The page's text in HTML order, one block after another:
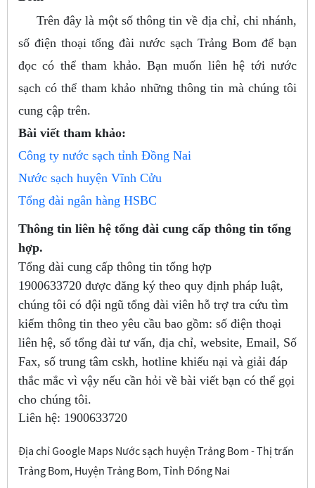
Trên đây là một số thông tin về địa chỉ, chi nhánh,
số điện thoại tổng đài nước sạch Trảng Bom để bạn
đọc có thể tham khảo. Bạn muốn liên hệ tới nước
sạch có thể tham khảo những thông tin mà chúng tôi
cung cập trên.
Bài viết tham khảo:
Công ty nước sạch tỉnh Đồng Nai
Nước sạch huyện Vĩnh Cửu
Tổng đài ngân hàng HSBC
Thông tin liên hệ tổng đài cung cấp thông tin tổng
hợp.
Tổng đài cung cấp thông tin tổng hợp
1900633720 được đăng ký theo quy định pháp luật,
chúng tôi có đội ngũ tổng đài viên hỗ trợ tra cứu tìm
kiếm thông tin theo yêu cầu bao gồm: số điện thoại
liên hệ, số tổng đài tư vấn, địa chỉ, website, Email, Số
Fax, số trung tâm cskh, hotline khiếu nại và giải đáp
thắc mắc vì vậy nếu cần hỏi về bài viết bạn có thể gọi
cho chúng tôi.
Liên hệ: 1900633720
Địa chỉ Google Maps Nước sạch huyện Trảng Bom - Thị trấn
Trảng Bom, Huyện Trảng Bom, Tỉnh Đồng Nai